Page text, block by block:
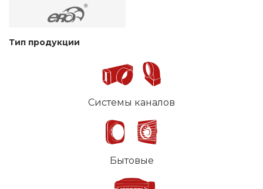
Тип продукции
Системы каналов
Бытовые